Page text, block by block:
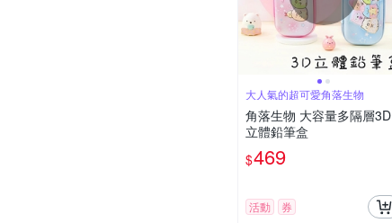
大人氣的超可愛角落生物
角落生物 大容量多隔層3D
立體鉛筆盒
$469
活動 券